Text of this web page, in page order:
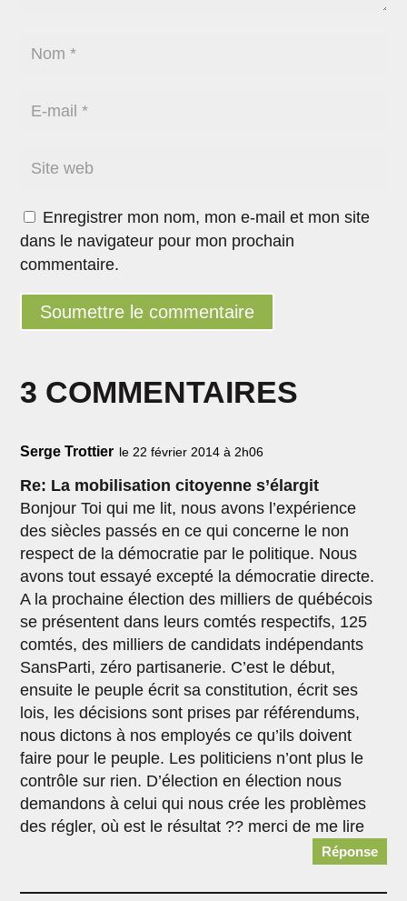
3 COMMENTAIRES
Serge Trottier le 22 février 2014 à 2h06
Re: La mobilisation citoyenne s’élargit
Bonjour Toi qui me lit, nous avons l’expérience
des siècles passés en ce qui concerne le non
respect de la démocratie par le politique. Nous
avons tout essayé excepté la démocratie directe.
A la prochaine élection des milliers de québécois
se présentent dans leurs comtés respectifs, 125
comtés, des milliers de candidats indépendants
SansParti, zéro partisanerie. C’est le début,
ensuite le peuple écrit sa constitution, écrit ses
lois, les décisions sont prises par référendums,
nous dictons à nos employés ce qu’ils doivent
faire pour le peuple. Les politiciens n’ont plus le
contrôle sur rien. D’élection en élection nous
demandons à celui qui nous crée les problèmes
des régler, où est le résultat ?? merci de me lire
Réponse
Enregistrer mon nom, mon e-mail et mon site
dans le navigateur pour mon prochain
commentaire.
Soumettre le commentaire